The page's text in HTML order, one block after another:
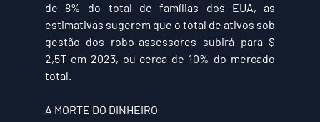
de 8% do total de famílias dos EUA, as
estimativas sugerem que o total de ativos sob
gestão dos robo-assessores subirá para $
2,5T em 2023, ou cerca de 10% do mercado
total.
A MORTE DO DINHEIRO